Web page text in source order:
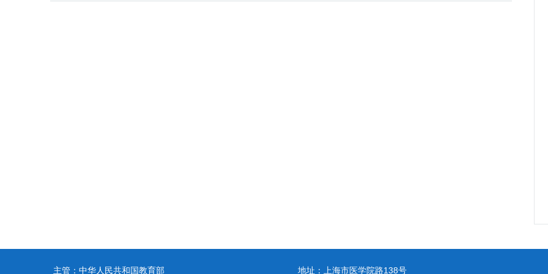
主管：中华人民共和国教育部 地址：上海市医学院路138号